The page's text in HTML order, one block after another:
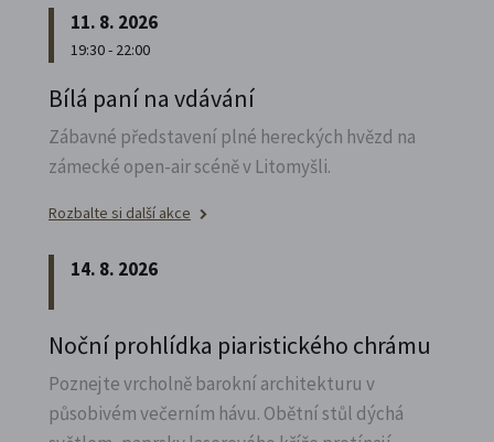
11. 8. 2026
19:30 - 22:00
Bílá paní na vdávání
Zábavné představení plné hereckých hvězd na
zámecké open-air scéně v Litomyšli.
Rozbalte si další akce
14. 8. 2026
Noční prohlídka piaristického chrámu
Poznejte vrcholně barokní architekturu v
působivém večerním hávu. Obětní stůl dýchá